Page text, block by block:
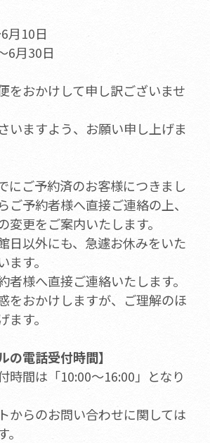
月10日
6月30日
をおかけして申し訳ございませ
いますよう、お願い申し上げま
にご予約済のお客様につきまし
ご予約者様へ直接ご連絡の上、
変更をご案内いたします。
日以外にも、急遽お休みをいた
す。
者様へ直接ご連絡いたします。
をおかけしますが、ご理解のほ
す。
の電話受付時間】
時間は「10:00～16:00」となり
からのお問い合わせに関しては